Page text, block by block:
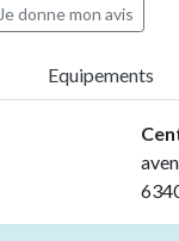
Je donne mon avis
Equipements